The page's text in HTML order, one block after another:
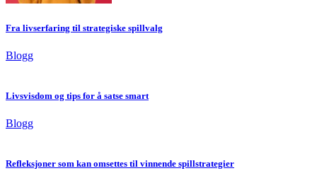
Fra livserfaring til strategiske spillvalg
Blogg
Livsvisdom og tips for å satse smart
Blogg
Refleksjoner som kan omsettes til vinnende spillstrategier